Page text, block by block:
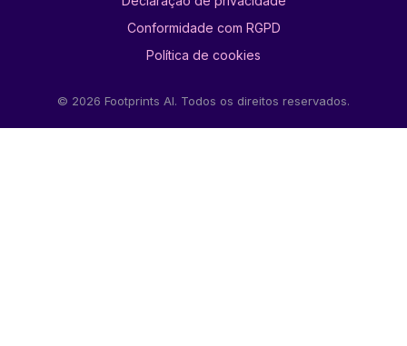
Conformidade com RGPD
Política de cookies
© 2026 Footprints AI. Todos os direitos reservados.